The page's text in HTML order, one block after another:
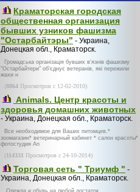
Краматорская городская
общественная организация
бывших узников фашизма
"Остарбайтэры" - Украина,
Донецкая обл., Краматорск.
Громадська організація бувших в'язнів фашизму
"Остарбайтери" об'єднує ветеранів, які пережили
жахи н
(8864 Просмотров с 12-02-2010)
Animals. Центр красоты и
здоровья домашних животных
- Украина, Донецкая обл., Краматорск.
Все необходимое для Ваших питомцев.*
зоомагазин* ветеринарный кабинет * салон красоты*
фотостудия An
(114331 Просмотров с 24-10-2014)
Торговая сеть " Триумф " -
Украина, Донецкая обл., Краматорск.
Одежда и обувь на любой достаток.